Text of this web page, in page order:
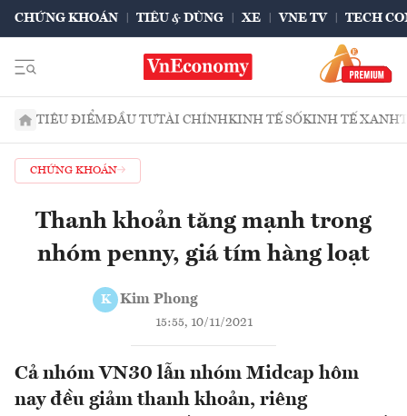
CHỨNG KHOÁN TIÊU & DÙNG XE VNE TV TECH
TIÊU ĐIỂMĐẦU TƯTÀI CHÍNHKINH TẾ SỐKINH TẾ XANH
CHỨNG KHOÁN
Thanh khoản tăng mạnh trong
nhóm penny, giá tím hàng loạt
K Kim Phong
15:55, 10/11/2021
Cả nhóm VN30 lẫn nhóm Midcap hôm
nay đều giảm thanh khoản, riêng